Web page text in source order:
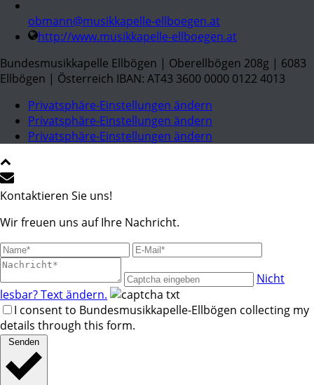
obmann@musikkapelle-ellboegen.at
http://www.musikkapelle-ellboegen.at
Bundesmusikkapelle Ellbögen | Oberellbögen 208g | 6083
Ellbögen | Österreich IBAN: AT43 3600 0000 0122 4013
Privatsphäre-Einstellungen ändern
Privatsphäre-Einstellungen ändern
Privatsphäre-Einstellungen ändern
Kontaktieren Sie uns!
Wir freuen uns auf Ihre Nachricht.
Nicht
lesbar? Text ändern.
I consent to Bundesmusikkapelle-Ellbögen collecting my
details through this form.
Senden